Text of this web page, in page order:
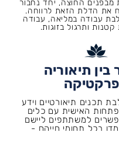
החוצה, יחד נחבור
את הדלת הזאת לרווחה.
עבודה במליאה, עבודה
קטנות ותרגול בזוגות.
בין תיאוריה
תכנים תיאורטיים וידע
האישית עם כלים
למשתתפים ליישם
בכל תחומי חייהם -